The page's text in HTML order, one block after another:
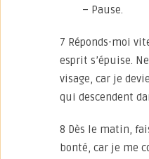
– Pause.
7 Réponds-moi
esprit s’épuise.
visage, car je
qui descendent
8 Dès le matin,
bonté, car je me